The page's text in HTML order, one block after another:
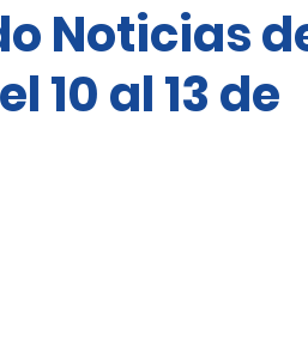
Noticias
10 al 13 de